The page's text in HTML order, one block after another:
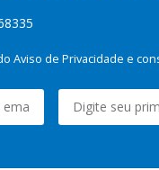
Aviso de Privacidade e